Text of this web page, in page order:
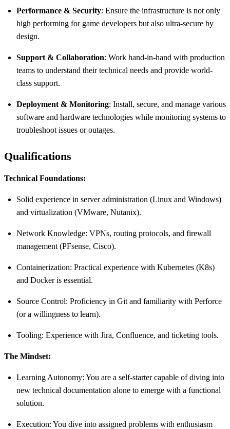
Performance & Security: Ensure the infrastructure is not only
high performing for game developers but also ultra-secure by
design.
Support & Collaboration: Work hand-in-hand with production
teams to understand their technical needs and provide world-
class support.
Deployment & Monitoring: Install, secure, and manage various
software and hardware technologies while monitoring systems to
troubleshoot issues or outages.
Qualifications
Technical Foundations:
Solid experience in server administration (Linux and Windows)
and virtualization (VMware, Nutanix).
Network Knowledge: VPNs, routing protocols, and firewall
management (PFsense, Cisco).
Containerization: Practical experience with Kubernetes (K8s)
and Docker is essential.
Source Control: Proficiency in Git and familiarity with Perforce
(or a willingness to learn).
Tooling: Experience with Jira, Confluence, and ticketing tools.
The Mindset:
Learning Autonomy: You are a self-starter capable of diving into
new technical documentation alone to emerge with a functional
solution.
Execution: You dive into assigned problems with enthusiasm